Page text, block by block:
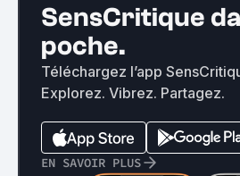
SensCritique
poche.
Téléchargez l’app
Explorez. Vibrez. Partagez.
EN SAVOIR PLUS